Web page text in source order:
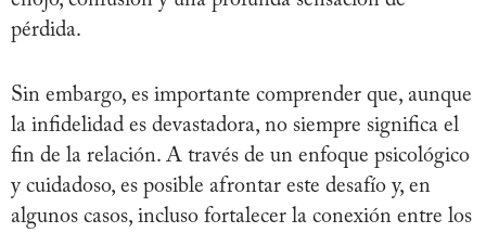
pérdida.
Sin embargo, es importante comprender que, aunque
la infidelidad es devastadora, no siempre significa el
fin de la relación. A través de un enfoque psicológico
y cuidadoso, es posible afrontar este desafío y, en
algunos casos, incluso fortalecer la conexión entre los